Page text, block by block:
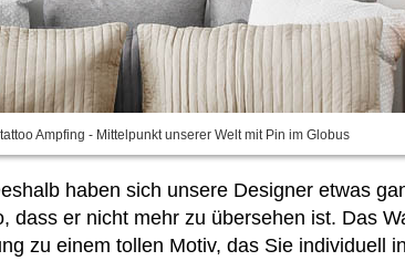
Ampfing - Mittelpunkt unserer Welt mit Pin im Globus
haben sich unsere Designer etwas
er nicht mehr zu übersehen ist. Das
zu einem tollen Motiv, das Sie individuell